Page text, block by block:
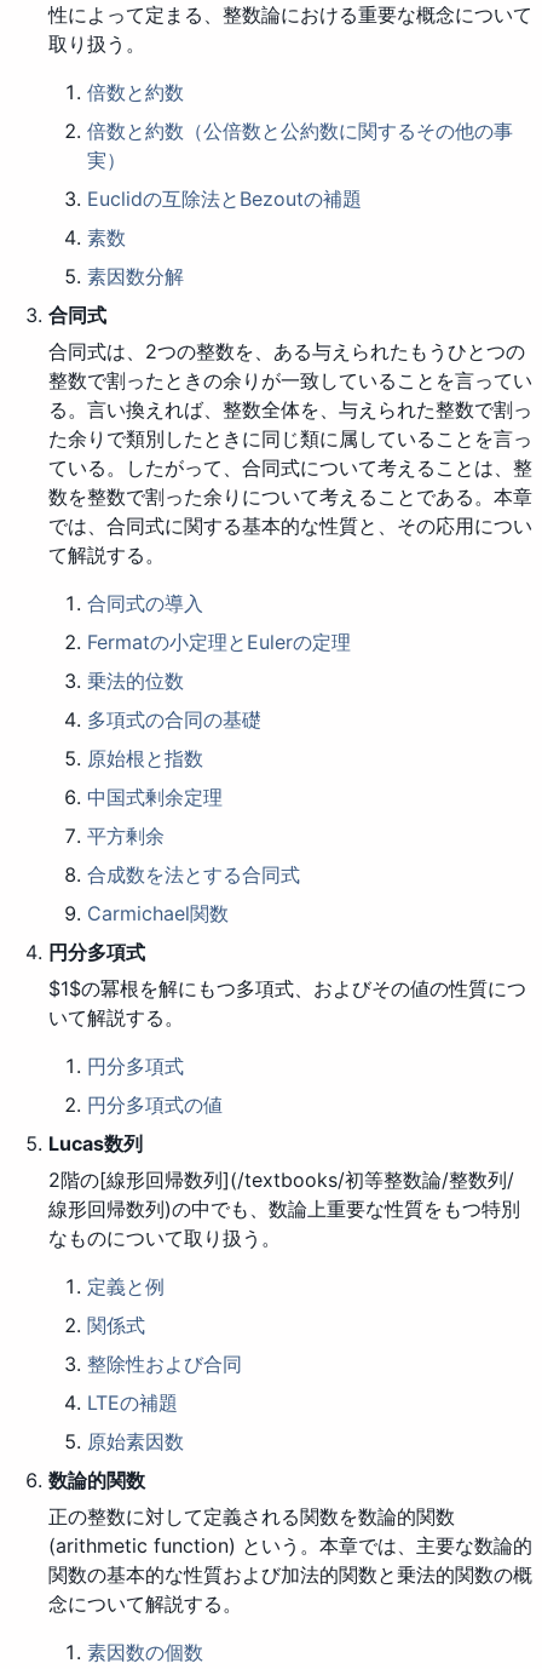
性によって定まる、整数論における重要な概念について
取り扱う。
倍数と約数
倍数と約数（公倍数と公約数に関するその他の事
実）
Euclidの互除法とBezoutの補題
素数
素因数分解
合同式
合同式は、2つの整数を、ある与えられたもうひとつの
整数で割ったときの余りが一致していることを言ってい
る。言い換えれば、整数全体を、与えられた整数で割っ
た余りで類別したときに同じ類に属していることを言っ
ている。したがって、合同式について考えることは、整
数を整数で割った余りについて考えることである。本章
では、合同式に関する基本的な性質と、その応用につい
て解説する。
合同式の導入
Fermatの小定理とEulerの定理
乗法的位数
多項式の合同の基礎
原始根と指数
中国式剰余定理
平方剰余
合成数を法とする合同式
Carmichael関数
円分多項式
$1$の冪根を解にもつ多項式、およびその値の性質につ
いて解説する。
円分多項式
円分多項式の値
Lucas数列
2階の[線形回帰数列](/textbooks/初等整数論/整数列/
線形回帰数列)の中でも、数論上重要な性質をもつ特別
なものについて取り扱う。
定義と例
関係式
整除性および合同
LTEの補題
原始素因数
数論的関数
正の整数に対して定義される関数を数論的関数
(arithmetic function) という。本章では、主要な数論的
関数の基本的な性質および加法的関数と乗法的関数の概
念について解説する。
素因数の個数